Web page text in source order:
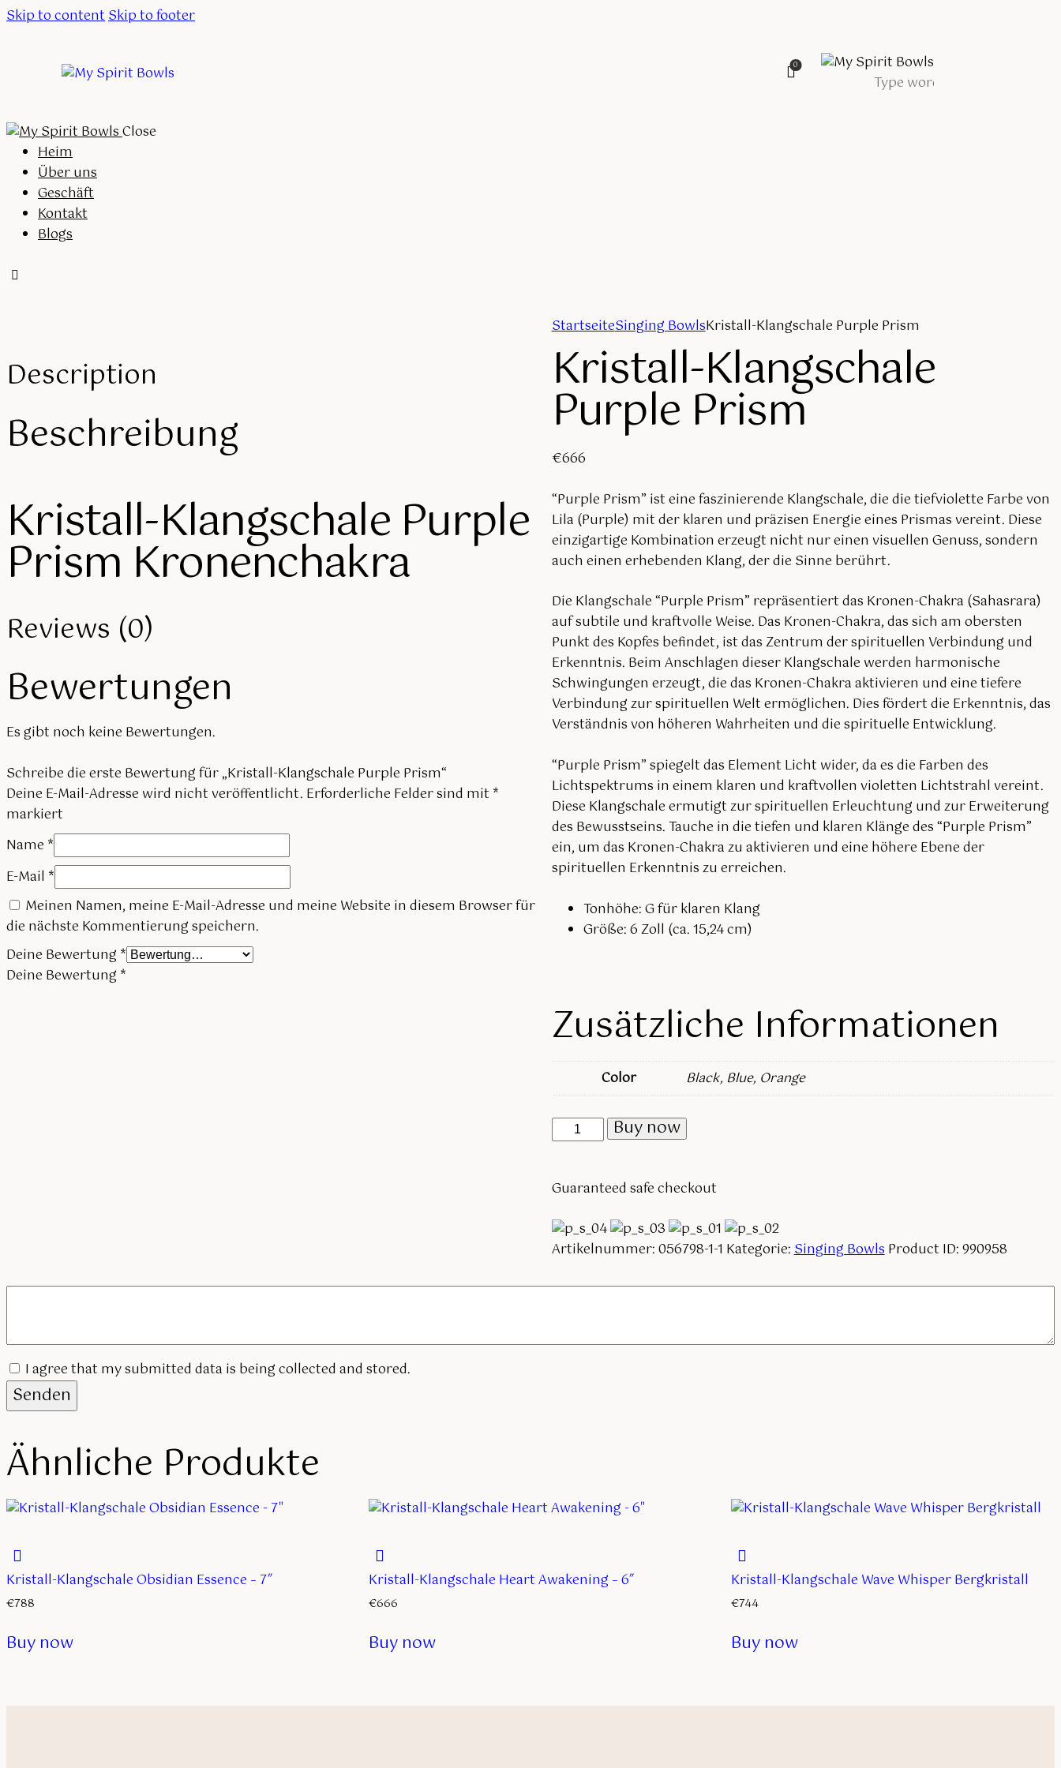
Skip to contentSkip to footer
0
Close
Heim
Über uns
Geschäft
Kontakt
Blogs
StartseiteSinging BowlsKristall-Klangschale Purple Prism
Kristall-Klangschale
Purple Prism
€666
“Purple Prism” ist eine faszinierende Klangschale, die die tiefviolette Farbe von
Lila (Purple) mit der klaren und präzisen Energie eines Prismas vereint. Diese
einzigartige Kombination erzeugt nicht nur einen visuellen Genuss, sondern
auch einen erhebenden Klang, der die Sinne berührt.
Die Klangschale “Purple Prism” repräsentiert das Kronen-Chakra (Sahasrara)
auf subtile und kraftvolle Weise. Das Kronen-Chakra, das sich am obersten
Punkt des Kopfes befindet, ist das Zentrum der spirituellen Verbindung und
Erkenntnis. Beim Anschlagen dieser Klangschale werden harmonische
Schwingungen erzeugt, die das Kronen-Chakra aktivieren und eine tiefere
Verbindung zur spirituellen Welt ermöglichen. Dies fördert die Erkenntnis, das
Verständnis von höheren Wahrheiten und die spirituelle Entwicklung.
“Purple Prism” spiegelt das Element Licht wider, da es die Farben des
Lichtspektrums in einem klaren und kraftvollen violetten Lichtstrahl vereint.
Diese Klangschale ermutigt zur spirituellen Erleuchtung und zur Erweiterung
des Bewusstseins. Tauche in die tiefen und klaren Klänge des “Purple Prism”
ein, um das Kronen-Chakra zu aktivieren und eine höhere Ebene der
spirituellen Erkenntnis zu erreichen.
Tonhöhe: G für klaren Klang
Größe: 6 Zoll (ca. 15,24 cm)
Zusätzliche Informationen
Color Black, Blue, Orange
Buy now
Guaranteed safe checkout
Artikelnummer:056798-1-1 Kategorie:Singing Bowls Product ID:990958
Description
Beschreibung
Kristall-Klangschale Purple
Prism Kronenchakra
Reviews (0)
Bewertungen
Es gibt noch keine Bewertungen.
Schreibe die erste Bewertung für „Kristall-Klangschale Purple Prism“
Deine E-Mail-Adresse wird nicht veröffentlicht. Erforderliche Felder sind mit *
markiert
Name *
E-Mail *
Meinen Namen, meine E-Mail-Adresse und meine Website in diesem Browser für
die nächste Kommentierung speichern.
Deine Bewertung *
Deine Bewertung *
I agree that my submitted data is being collected and stored.
Ähnliche Produkte
Kristall-Klangschale Obsidian Essence – 7″
€788
Buy now
Kristall-Klangschale Heart Awakening – 6″
€666
Buy now
Kristall-Klangschale Wave Whisper Bergkristall
€744
Buy now